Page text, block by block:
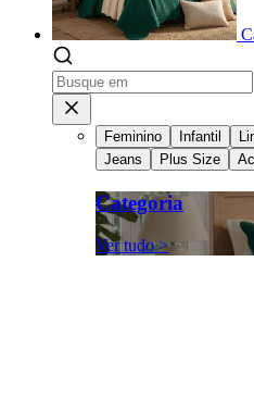
Feminino Infantil
Jeans
Plus Size
Categoria
Ver tudo >